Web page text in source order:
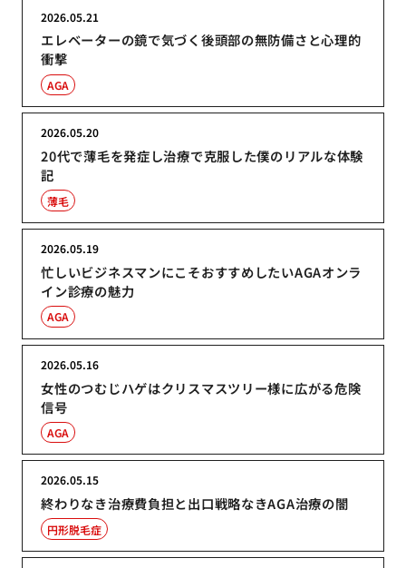
エレベーターの鏡で気づく後頭部の無防備さと心理的
衝撃
2026.05.21
AGA
20代で薄毛を発症し治療で克服した僕のリアルな体験
記
2026.05.20
薄毛
忙しいビジネスマンにこそおすすめしたいAGAオンラ
イン診療の魅力
2026.05.19
AGA
女性のつむじハゲはクリスマスツリー様に広がる危険
信号
2026.05.16
AGA
終わりなき治療費負担と出口戦略なきAGA治療の闇
2026.05.15
円形脱毛症